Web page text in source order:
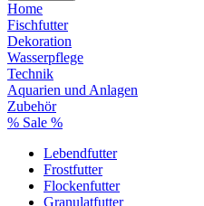
Home
Fischfutter
Dekoration
Wasserpflege
Technik
Aquarien und Anlagen
Zubehör
% Sale %
Lebendfutter
Frostfutter
Flockenfutter
Granulatfutter